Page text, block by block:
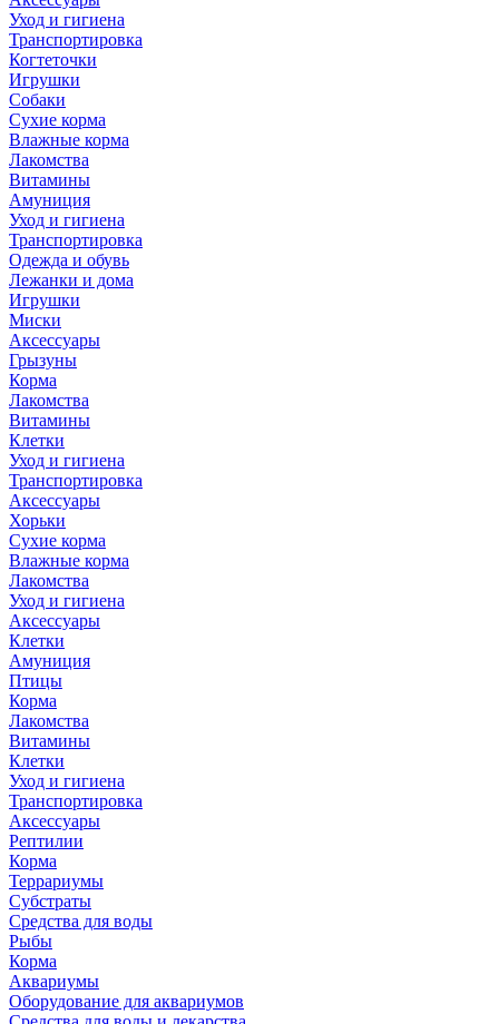
Уход и гигиена
Транспортировка
Когтеточки
Игрушки
Собаки
Сухие корма
Влажные корма
Лакомства
Витамины
Амуниция
Уход и гигиена
Транспортировка
Одежда и обувь
Лежанки и дома
Игрушки
Миски
Аксессуары
Грызуны
Корма
Лакомства
Витамины
Клетки
Уход и гигиена
Транспортировка
Аксессуары
Хорьки
Сухие корма
Влажные корма
Лакомства
Уход и гигиена
Аксессуары
Клетки
Амуниция
Птицы
Корма
Лакомства
Витамины
Клетки
Уход и гигиена
Транспортировка
Аксессуары
Рептилии
Корма
Террариумы
Субстраты
Средства для воды
Рыбы
Корма
Аквариумы
Оборудование для аквариумов